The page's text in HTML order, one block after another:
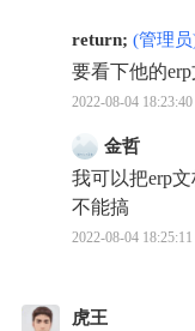
return; (管理
要看下他的
2022-08-04 18:23:40
金哲
我可以把erp
不能搞
2022-08-04 18:25:11
虎王